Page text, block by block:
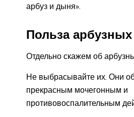
арбуз и дыня».
Польза арбузных
Отдельно скажем об
Не выбрасывайте их. Они
прекрасным мочегонным и
противовоспалительным